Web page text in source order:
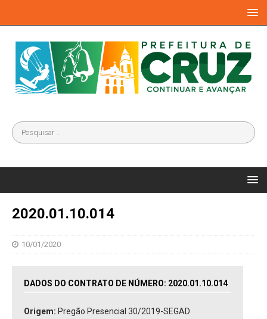
2020.01.10.014
10/01/2020
DADOS DO CONTRATO DE NÚMERO: 2020.01.10.014
Origem: Pregão Presencial 30/2019-SEGAD